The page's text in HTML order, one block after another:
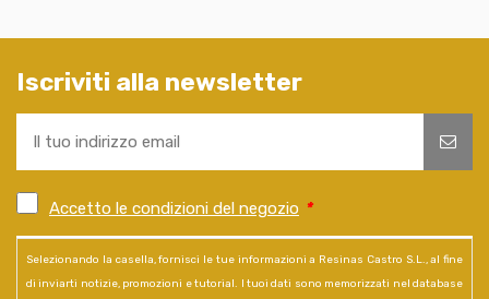
Iscriviti alla newsletter
Accetto le condizioni del negozio *
Selezionando la casella, fornisci le tue informazioni a Resinas Castro S.L., al fine
di inviarti notizie, promozioni e tutorial. I tuoi dati sono memorizzati nel database